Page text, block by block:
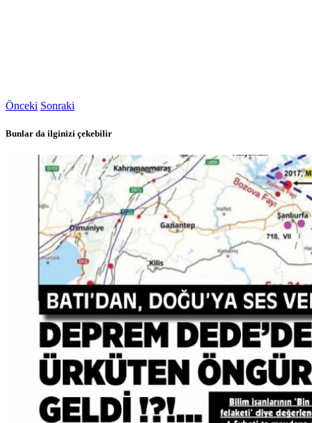
Önceki Sonraki
Bunlar da ilginizi çekebilir